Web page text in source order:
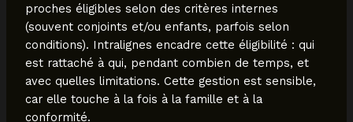
proches éligibles selon des critères internes
(souvent conjoints et/ou enfants, parfois selon
conditions). Intralignes encadre cette éligibilité : qui
est rattaché à qui, pendant combien de temps, et
avec quelles limitations. Cette gestion est sensible,
car elle touche à la fois à la famille et à la
conformité.